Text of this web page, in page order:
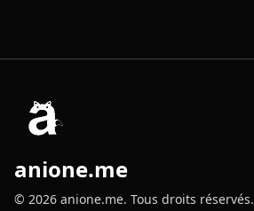
anione.me
© 2026 anione.me. Tous droits réservés.